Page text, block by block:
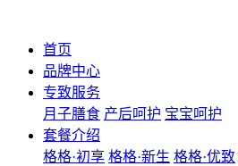
首页
品牌中心
专致服务
月子膳食 产后呵护 宝宝呵护
套餐介绍
格格·初享 格格·新生 格格·优致